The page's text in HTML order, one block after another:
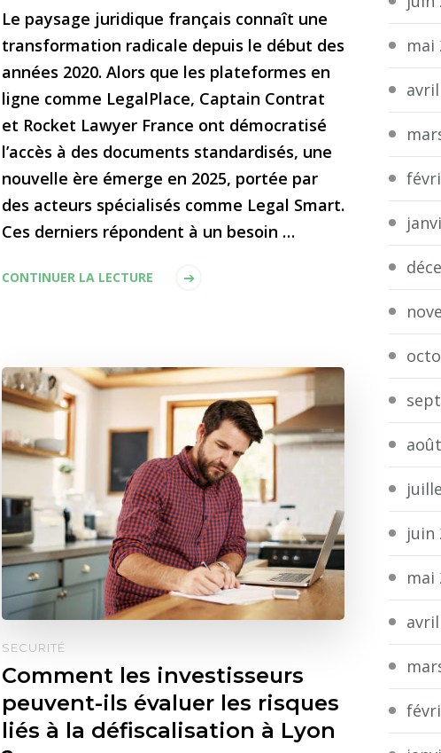
Le paysage juridique français connaît une
transformation radicale depuis le début des
années 2020. Alors que les plateformes en
ligne comme LegalPlace, Captain Contrat
et Rocket Lawyer France ont démocratisé
l’accès à des documents standardisés, une
nouvelle ère émerge en 2025, portée par
des acteurs spécialisés comme Legal Smart.
Ces derniers répondent à un besoin …
CONTINUER LA LECTURE
SECURITÉ
Comment les investisseurs
peuvent-ils évaluer les risques
liés à la défiscalisation à Lyon
mai
juin
mai